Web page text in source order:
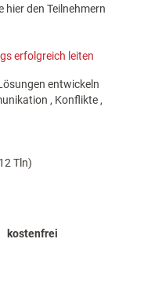
hier den Teilnehmern
erfolgreich leiten
entwickeln
, Konflikte ,
Tln)
kostenfrei